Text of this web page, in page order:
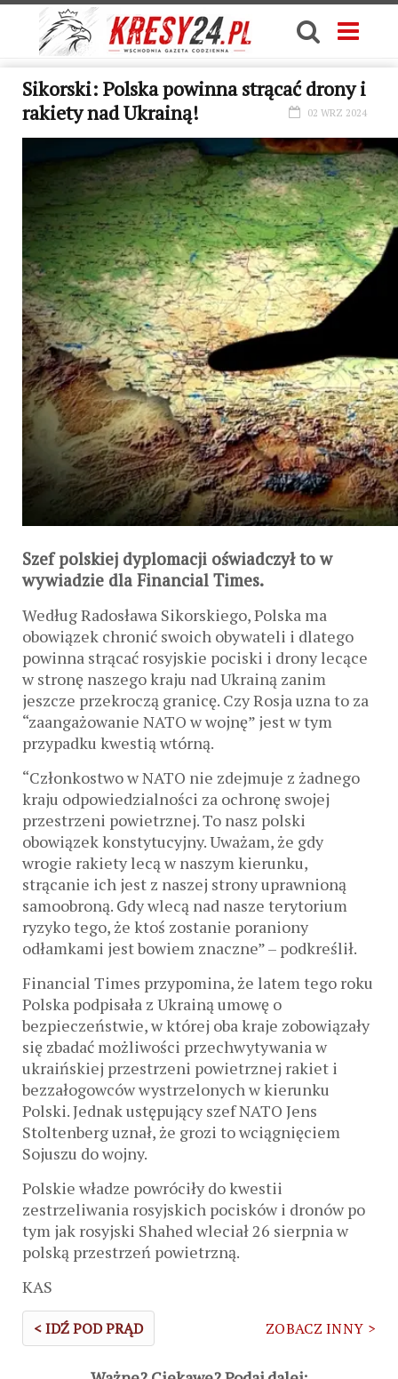
Sikorski: Polska powinna strącać drony i
rakiety nad Ukrainą!
02 WRZ 2024
Szef polskiej dyplomacji oświadczył to w
wywiadzie dla Financial Times.
Według Radosława Sikorskiego, Polska ma
obowiązek chronić swoich obywateli i dlatego
powinna strącać rosyjskie pociski i drony lecące
w stronę naszego kraju nad Ukrainą zanim
jeszcze przekroczą granicę. Czy Rosja uzna to za
“zaangażowanie NATO w wojnę” jest w tym
przypadku kwestią wtórną.
“Członkostwo w NATO nie zdejmuje z żadnego
kraju odpowiedzialności za ochronę swojej
przestrzeni powietrznej. To nasz polski
obowiązek konstytucyjny. Uważam, że gdy
wrogie rakiety lecą w naszym kierunku,
strącanie ich jest z naszej strony uprawnioną
samoobroną. Gdy wlecą nad nasze terytorium
ryzyko tego, że ktoś zostanie poraniony
odłamkami jest bowiem znaczne” – podkreślił.
Financial Times przypomina, że latem tego roku
Polska podpisała z Ukrainą umowę o
bezpieczeństwie, w której oba kraje zobowiązały
się zbadać możliwości przechwytywania w
ukraińskiej przestrzeni powietrznej rakiet i
bezzałogowców wystrzelonych w kierunku
Polski. Jednak ustępujący szef NATO Jens
Stoltenberg uznał, że grozi to wciągnięciem
Sojuszu do wojny.
Polskie władze powróciły do kwestii
zestrzeliwania rosyjskich pocisków i dronów po
tym jak rosyjski Shahed wleciał 26 sierpnia w
polską przestrzeń powietrzną.
KAS
< IDŹ POD PRĄD ZOBACZ INNY >